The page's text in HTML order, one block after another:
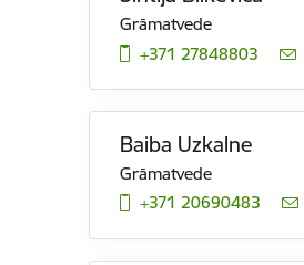
Grāmatvede
+371 27848803
Baiba Uzkalne
Grāmatvede
+371 20690483